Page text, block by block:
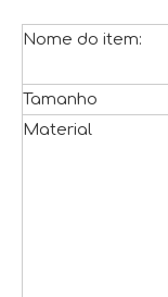
Nome do item:
Tamanho
Material